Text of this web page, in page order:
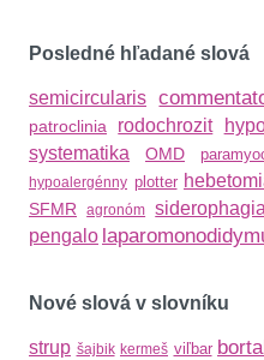
Posledné hľadané slová
semicircularis
patroclinia rodochrozit
systematika OMD
hypoalergénny plotter
SFMR agronóm siderophagia
pengalo
Nové slová v slovníku
strup šajbik kermeš viľbar